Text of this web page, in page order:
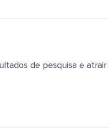
de pesquisa e atrair